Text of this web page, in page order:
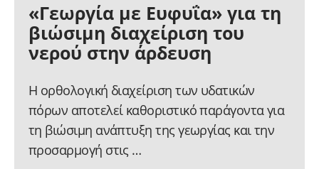
«Γεωργία με Ευφυΐα» για τη
βιώσιμη διαχείριση του
νερού στην άρδευση
Η ορθολογική διαχείριση των υδατικών
πόρων αποτελεί καθοριστικό παράγοντα για
τη βιώσιμη ανάπτυξη της γεωργίας και την
προσαρμογή στις …